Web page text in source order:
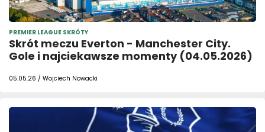
PREMIER LEAGUE SKRÓTY
Skrót meczu Everton - Manchester City.
Gole i najciekawsze momenty (04.05.2026)
05.05.26 / Wojciech Nowacki